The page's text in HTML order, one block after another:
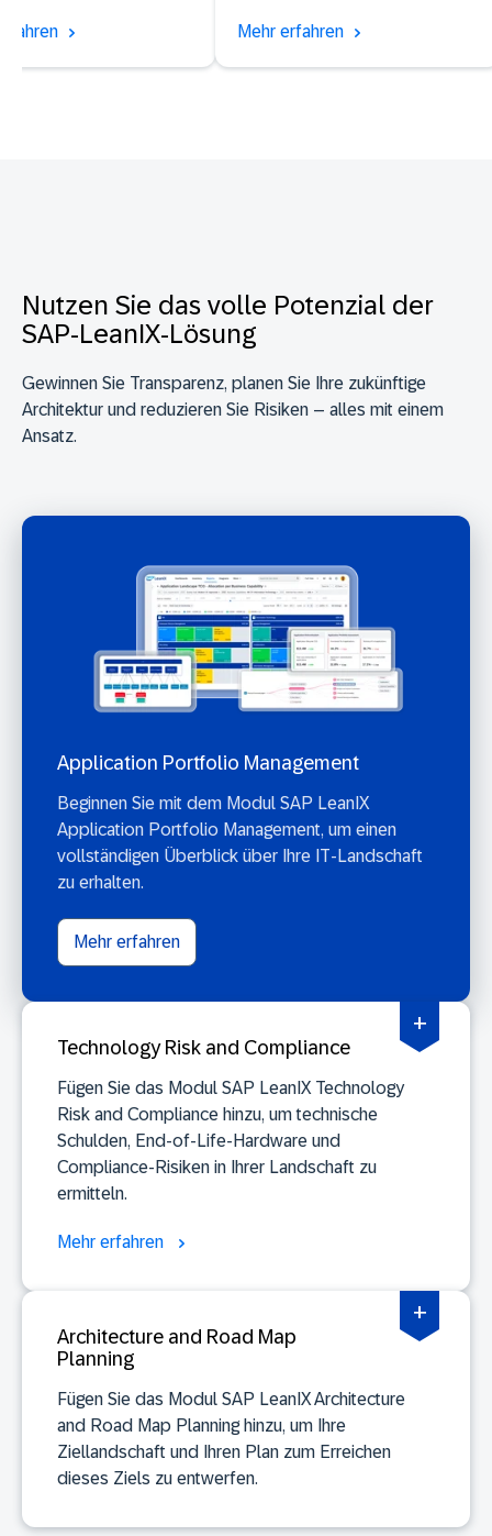
Mehr erfahren
Nutzen Sie das volle Potenzial der
SAP-LeanIX-Lösung
Gewinnen Sie Transparenz, planen Sie Ihre zukünftige
Architektur und reduzieren Sie Risiken – alles mit einem
Ansatz.
Application Portfolio Management
Beginnen Sie mit dem Modul SAP LeanIX
Application Portfolio Management, um einen
vollständigen Überblick über Ihre IT-Landschaft
zu erhalten.
Mehr erfahren
+
Technology Risk and Compliance
Fügen Sie das Modul SAP LeanIX Technology
Risk and Compliance hinzu, um technische
Schulden, End-of-Life-Hardware und
Compliance-Risiken in Ihrer Landschaft zu
ermitteln.
Mehr erfahren
+
Architecture and Road Map
Planning
Fügen Sie das Modul SAP LeanIX Architecture
and Road Map Planning hinzu, um Ihre
Ziellandschaft und Ihren Plan zum Erreichen
dieses Ziels zu entwerfen.